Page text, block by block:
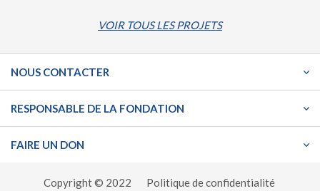
VOIR TOUS LES PROJETS
NOUS CONTACTER
RESPONSABLE DE LA FONDATION
FAIRE UN DON
Copyright © 2022 Politique de confidentialité